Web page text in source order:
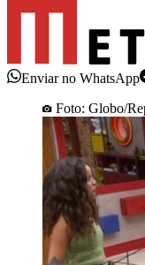
Enviar no WhatsApp
Foto: Globo/